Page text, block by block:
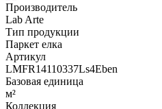
Производитель
Lab Arte
Тип продукции
Паркет елка
Артикул
LMFR14110337Ls4Eben
Базовая единица
м²
Коллекция